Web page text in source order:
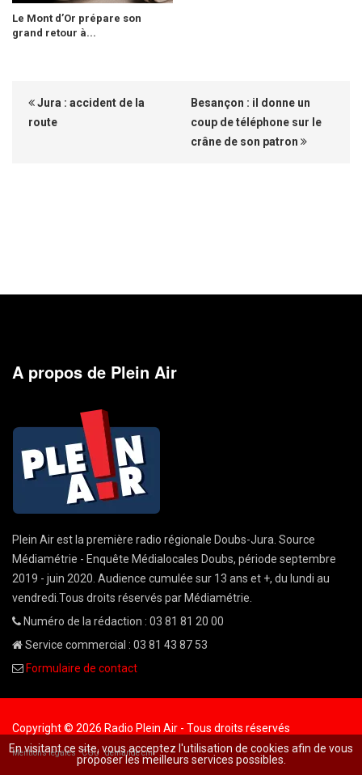
Le Mont d’Or prépare son
grand retour à...
Jura : accident de la
route
Besançon : il donne un
coup de téléphone sur le
crâne de son patron
A propos de Plein Air
Plein Air est la première radio régionale Doubs-Jura. Source
Médiamétrie - Enquête Médialocales Doubs, période septembre
2019 - juin 2020. Audience cumulée sur 13 ans et +, du lundi au
vendredi.Tous droits réservés par Médiamétrie.
Numéro de la rédaction : 03 81 81 20 00
Service commercial : 03 81 43 87 53
Formulaire de contact
Copyright © 2026 Radio Plein Air - Tous droits réservés
Mentions légales CGU demande cnil
En visitant ce site, vous acceptez l'utilisation de cookies afin de vous
proposer les meilleurs services possibles.